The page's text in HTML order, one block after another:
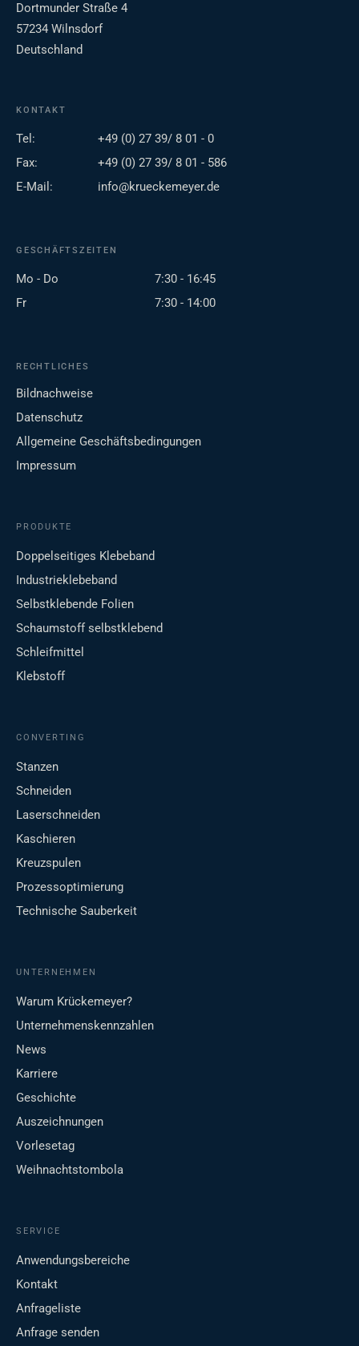
Dortmunder Straße 4
57234 Wilnsdorf
Deutschland
KONTAKT
Tel:
+49 (0) 27 39/ 8 01 - 0
Fax:
+49 (0) 27 39/ 8 01 - 586
E-Mail:
info@krueckemeyer.de
GESCHÄFTSZEITEN
Mo - Do
7:30 - 16:45
Fr
7:30 - 14:00
RECHTLICHES
Bildnachweise
Datenschutz
Allgemeine Geschäftsbedingungen
Impressum
PRODUKTE
Doppelseitiges Klebeband
Industrieklebeband
Selbstklebende Folien
Schaumstoff selbstklebend
Schleifmittel
Klebstoff
CONVERTING
Stanzen
Schneiden
Laserschneiden
Kaschieren
Kreuzspulen
Prozessoptimierung
Technische Sauberkeit
UNTERNEHMEN
Warum Krückemeyer?
Unternehmenskennzahlen
News
Karriere
Geschichte
Auszeichnungen
Vorlesetag
Weihnachtstombola
SERVICE
Anwendungsbereiche
Kontakt
Anfrageliste
Anfrage senden